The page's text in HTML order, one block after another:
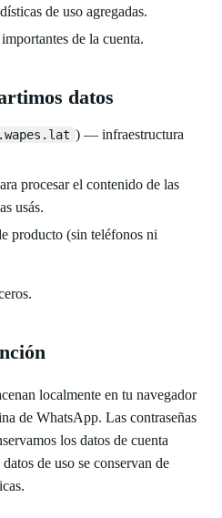
de uso agregadas.
de la cuenta.
datos
) — infraestructura
procesar el contenido de las
usás.
producto (sin teléfonos ni
localmente en tu navegador
de WhatsApp. Las contraseñas
los datos de cuenta
de uso se conservan de